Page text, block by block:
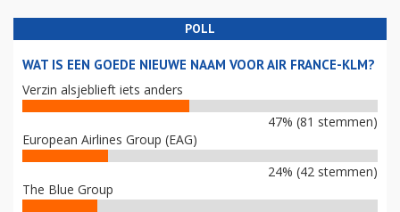
POLL
WAT IS EEN GOEDE NIEUWE NAAM VOOR AIR FRANCE-KLM?
Verzin alsjeblieft iets anders
47% (81 stemmen)
European Airlines Group (EAG)
24% (42 stemmen)
The Blue Group